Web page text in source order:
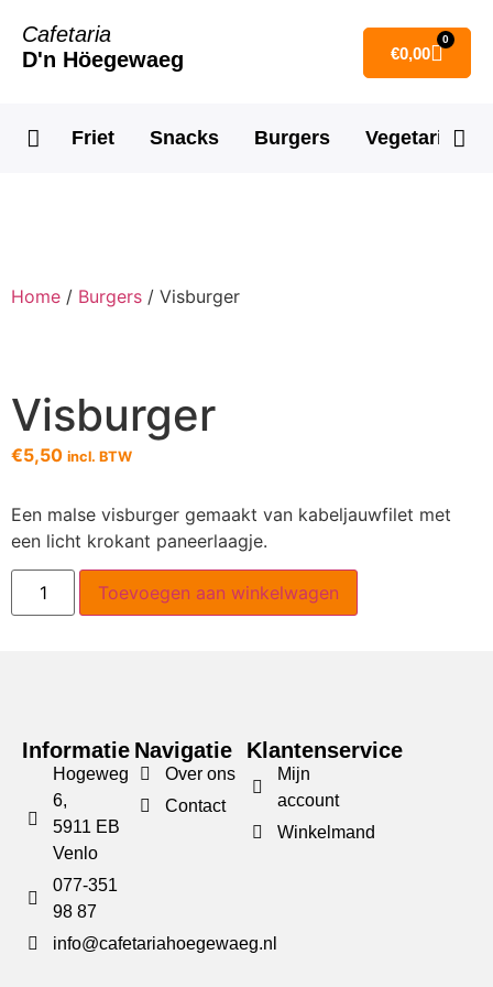
Cafetaria
D'n Höegewaeg
€0,00
0
Friet Snacks Burgers Vegetarisch
Home / Burgers / Visburger
Visburger
€5,50 incl. BTW
Een malse visburger gemaakt van kabeljauwfilet met
een licht krokant paneerlaagje.
Toevoegen aan winkelwagen
Informatie
Hogeweg
6,
5911 EB
Venlo
077-351
98 87
info@cafetariahoegewaeg.nl
Navigatie
Over ons
Contact
Klantenservice
Mijn
account
Winkelmand